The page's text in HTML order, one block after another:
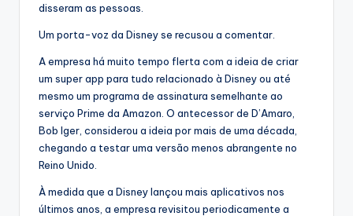
disseram as pessoas.
Um porta-voz da Disney se recusou a comentar.
A empresa há muito tempo flerta com a ideia de criar
um super app para tudo relacionado à Disney ou até
mesmo um programa de assinatura semelhante ao
serviço Prime da Amazon. O antecessor de D’Amaro,
Bob Iger, considerou a ideia por mais de uma década,
chegando a testar uma versão menos abrangente no
Reino Unido.
À medida que a Disney lançou mais aplicativos nos
últimos anos, a empresa revisitou periodicamente a